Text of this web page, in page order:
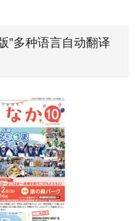
”多种语言自动翻译